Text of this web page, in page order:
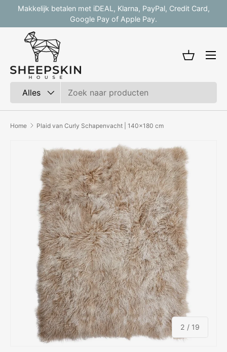
Ga naar inhoud
Makkelijk betalen met iDEAL, Klarna, PayPal, Credit Card,
Google Pay of Apple Pay.
Alles
Mandje
Home Plaid van Curly Schapenvacht | 140x180 cm
Ga direct naar productinformatie
Afbeelding 2 is nu beschikbaar in gallerij-weergave
2 / van
19